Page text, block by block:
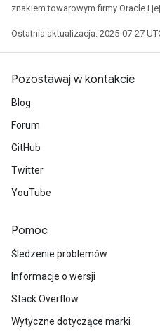
znakiem towarowym firmy Oracle i
Ostatnia aktualizacja: 2025-07-27
Pozostawaj w kontakcie
Blog
Forum
GitHub
Twitter
YouTube
Pomoc
Śledzenie problemów
Informacje o wersji
Stack Overflow
Wytyczne dotyczące marki